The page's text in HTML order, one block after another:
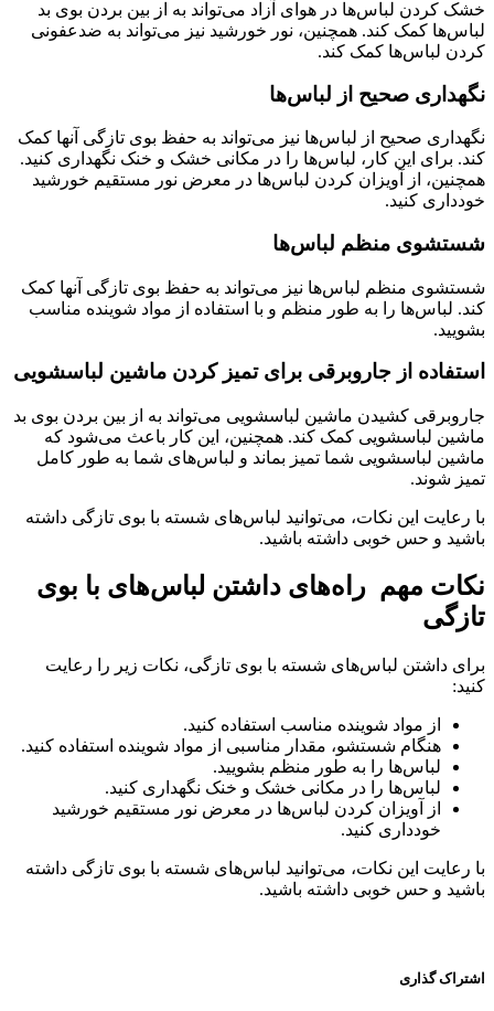
خشک کردن لباس‌ها در هوای آزاد می‌تواند به از بین بردن بوی بد
لباس‌ها کمک کند. همچنین، نور خورشید نیز می‌تواند به ضدعفونی
کردن لباس‌ها کمک کند.
نگهداری صحیح از لباس‌ها
نگهداری صحیح از لباس‌ها نیز می‌تواند به حفظ بوی تازگی آنها کمک
کند. برای این کار، لباس‌ها را در مکانی خشک و خنک نگهداری کنید.
همچنین، از آویزان کردن لباس‌ها در معرض نور مستقیم خورشید
خودداری کنید.
شستشوی منظم لباس‌ها
شستشوی منظم لباس‌ها نیز می‌تواند به حفظ بوی تازگی آنها کمک
کند. لباس‌ها را به طور منظم و با استفاده از مواد شوینده مناسب
بشویید.
استفاده از جاروبرقی برای تمیز کردن ماشین لباسشویی
جاروبرقی کشیدن ماشین لباسشویی می‌تواند به از بین بردن بوی بد
ماشین لباسشویی کمک کند. همچنین، این کار باعث می‌شود که
ماشین لباسشویی شما تمیز بماند و لباس‌های شما به طور کامل
تمیز شوند.
با رعایت این نکات، می‌توانید لباس‌های شسته با بوی تازگی داشته
باشید و حس خوبی داشته باشید.
نکات مهم راه‌های داشتن لباس‌های با بوی
تازگی
برای داشتن لباس‌های شسته با بوی تازگی، نکات زیر را رعایت
کنید:
از مواد شوینده مناسب استفاده کنید.
هنگام شستشو، مقدار مناسبی از مواد شوینده استفاده کنید.
لباس‌ها را به طور منظم بشویید.
لباس‌ها را در مکانی خشک و خنک نگهداری کنید.
از آویزان کردن لباس‌ها در معرض نور مستقیم خورشید
خودداری کنید.
با رعایت این نکات، می‌توانید لباس‌های شسته با بوی تازگی داشته
باشید و حس خوبی داشته باشید.
اشتراک گذاری